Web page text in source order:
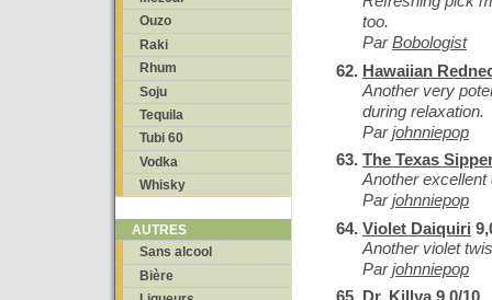
Ouzo
Raki
Rhum
Soju
Tequila
Tubi 60
Vodka
Whisky
AUTRES
Sans alcool
Bière
too.
ParBobologist
Hawaiian
Another very
during relaxation.
Parjohnniepop
The Texas
Another excellent
Parjohnniepop
Violet Daiquiri
Another violet
Parjohnniepop
Dr. Killya9,0/10